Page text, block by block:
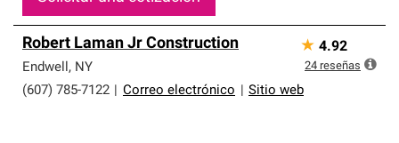
Robert Laman Jr Construction
Endwell, NY
(607) 785-7122
Correo electrónico Sitio web
★ 4.92
24 reseñas